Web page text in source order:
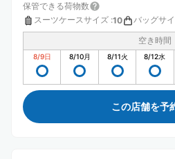
保管できる荷物数
スーツケースサイズ :10 バッグサ
空き時間
8/9日 8/10月 8/11火 8/12水
この店舗を予